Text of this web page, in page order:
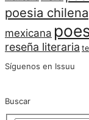
poesia chilena
mexicana
reseña literaria
Síguenos en Issuu
Buscar